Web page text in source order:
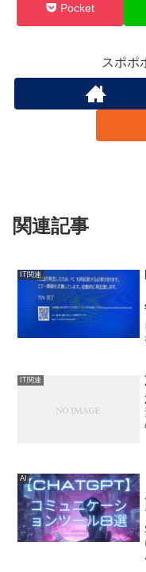
Pocket
スポポ
関連記事
IT関連
IT関連
AI